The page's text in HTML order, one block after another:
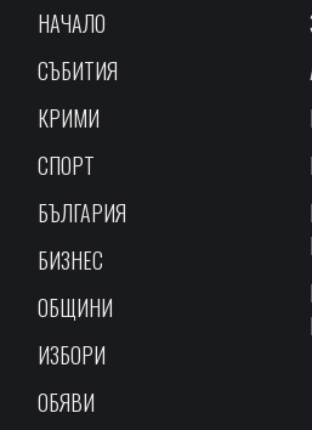
НАЧАЛО
СЪБИТИЯ
КРИМИ
СПОРТ
БЪЛГАРИЯ
БИЗНЕС
ОБЩИНИ
ИЗБОРИ
ОБЯВИ